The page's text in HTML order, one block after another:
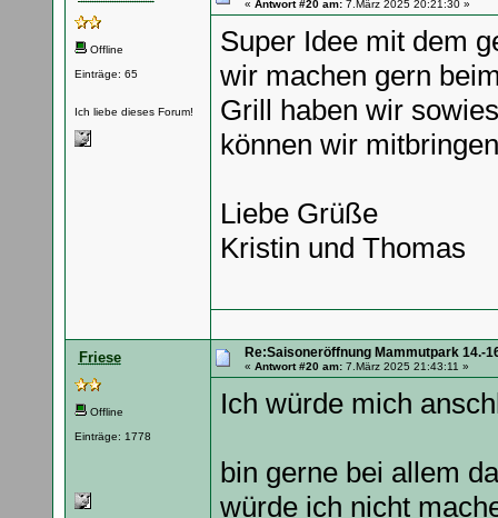
Offline
Einträge: 65
Ich liebe dieses Forum!
« Antwort #20 am:7.März 2025 20:21:30 »
Super Idee mit dem
wir machen gern
Grill haben wir
können wir
Liebe Grüße
Kristin und Thomas
Friese
Offline
Einträge: 1778
Re:Saisoneröffnung Mammutpark 14.-
« Antwort #20 am:7.März 2025 21:43:11 »
Ich würde mich
bin gerne bei allem
würde ich nicht